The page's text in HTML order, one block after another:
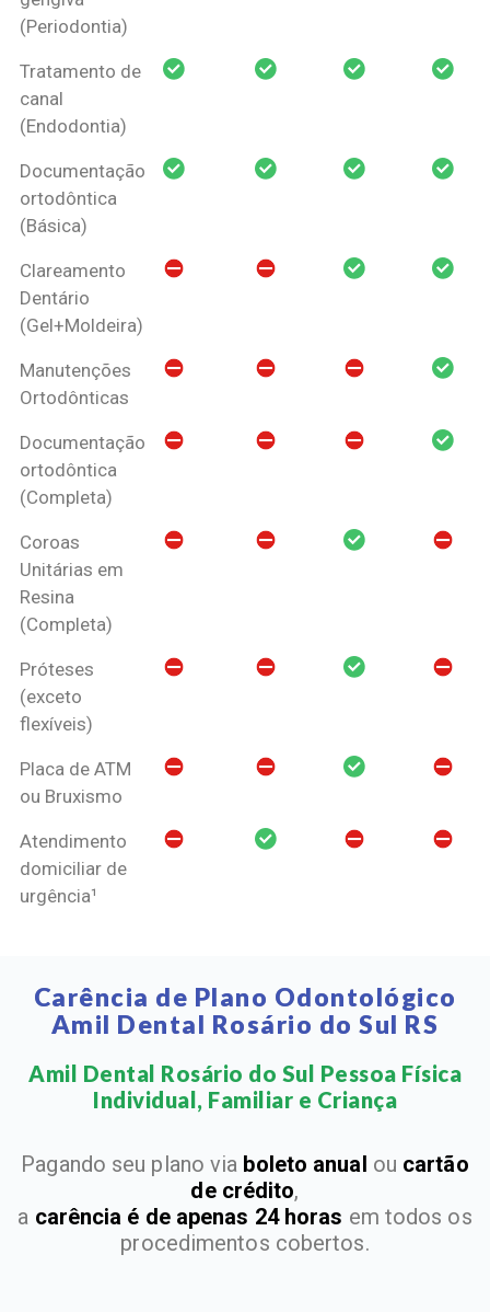
(Periodontia)
Tratamento de
canal
(Endodontia)
Documentação
ortodôntica
(Básica)
Clareamento
Dentário
(Gel+Moldeira)
Manutenções
Ortodônticas
Documentação
ortodôntica
(Completa)
Coroas
Unitárias em
Resina
(Completa)
Próteses
(exceto
flexíveis)
Placa de ATM
ou Bruxismo
Atendimento
domiciliar de
urgência¹
Carência de Plano Odontológico
Amil Dental Rosário do Sul RS
Amil Dental Rosário do Sul Pessoa Física
Individual, Familiar e Criança​
Pagando seu plano via boleto anual ou cartão
de crédito,
a carência é de apenas 24 horas em todos os
procedimentos cobertos.